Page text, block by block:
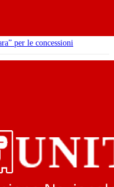
per le concessioni